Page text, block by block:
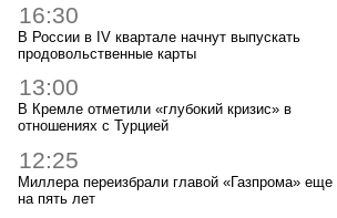
16:30
В России в IV квартале начнут выпускать
продовольственные карты
13:00
В Кремле отметили «глубокий кризис» в
отношениях с Турцией
12:25
Миллера переизбрали главой «Газпрома» еще
на пять лет